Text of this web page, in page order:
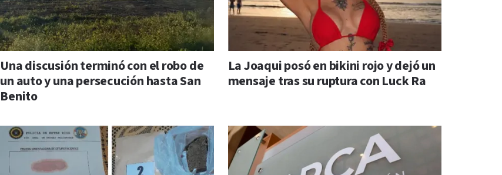
Una discusión terminó con el robo de
un auto y una persecución hasta San
Benito
La Joaqui posó en bikini rojo y dejó un
mensaje tras su ruptura con Luck Ra